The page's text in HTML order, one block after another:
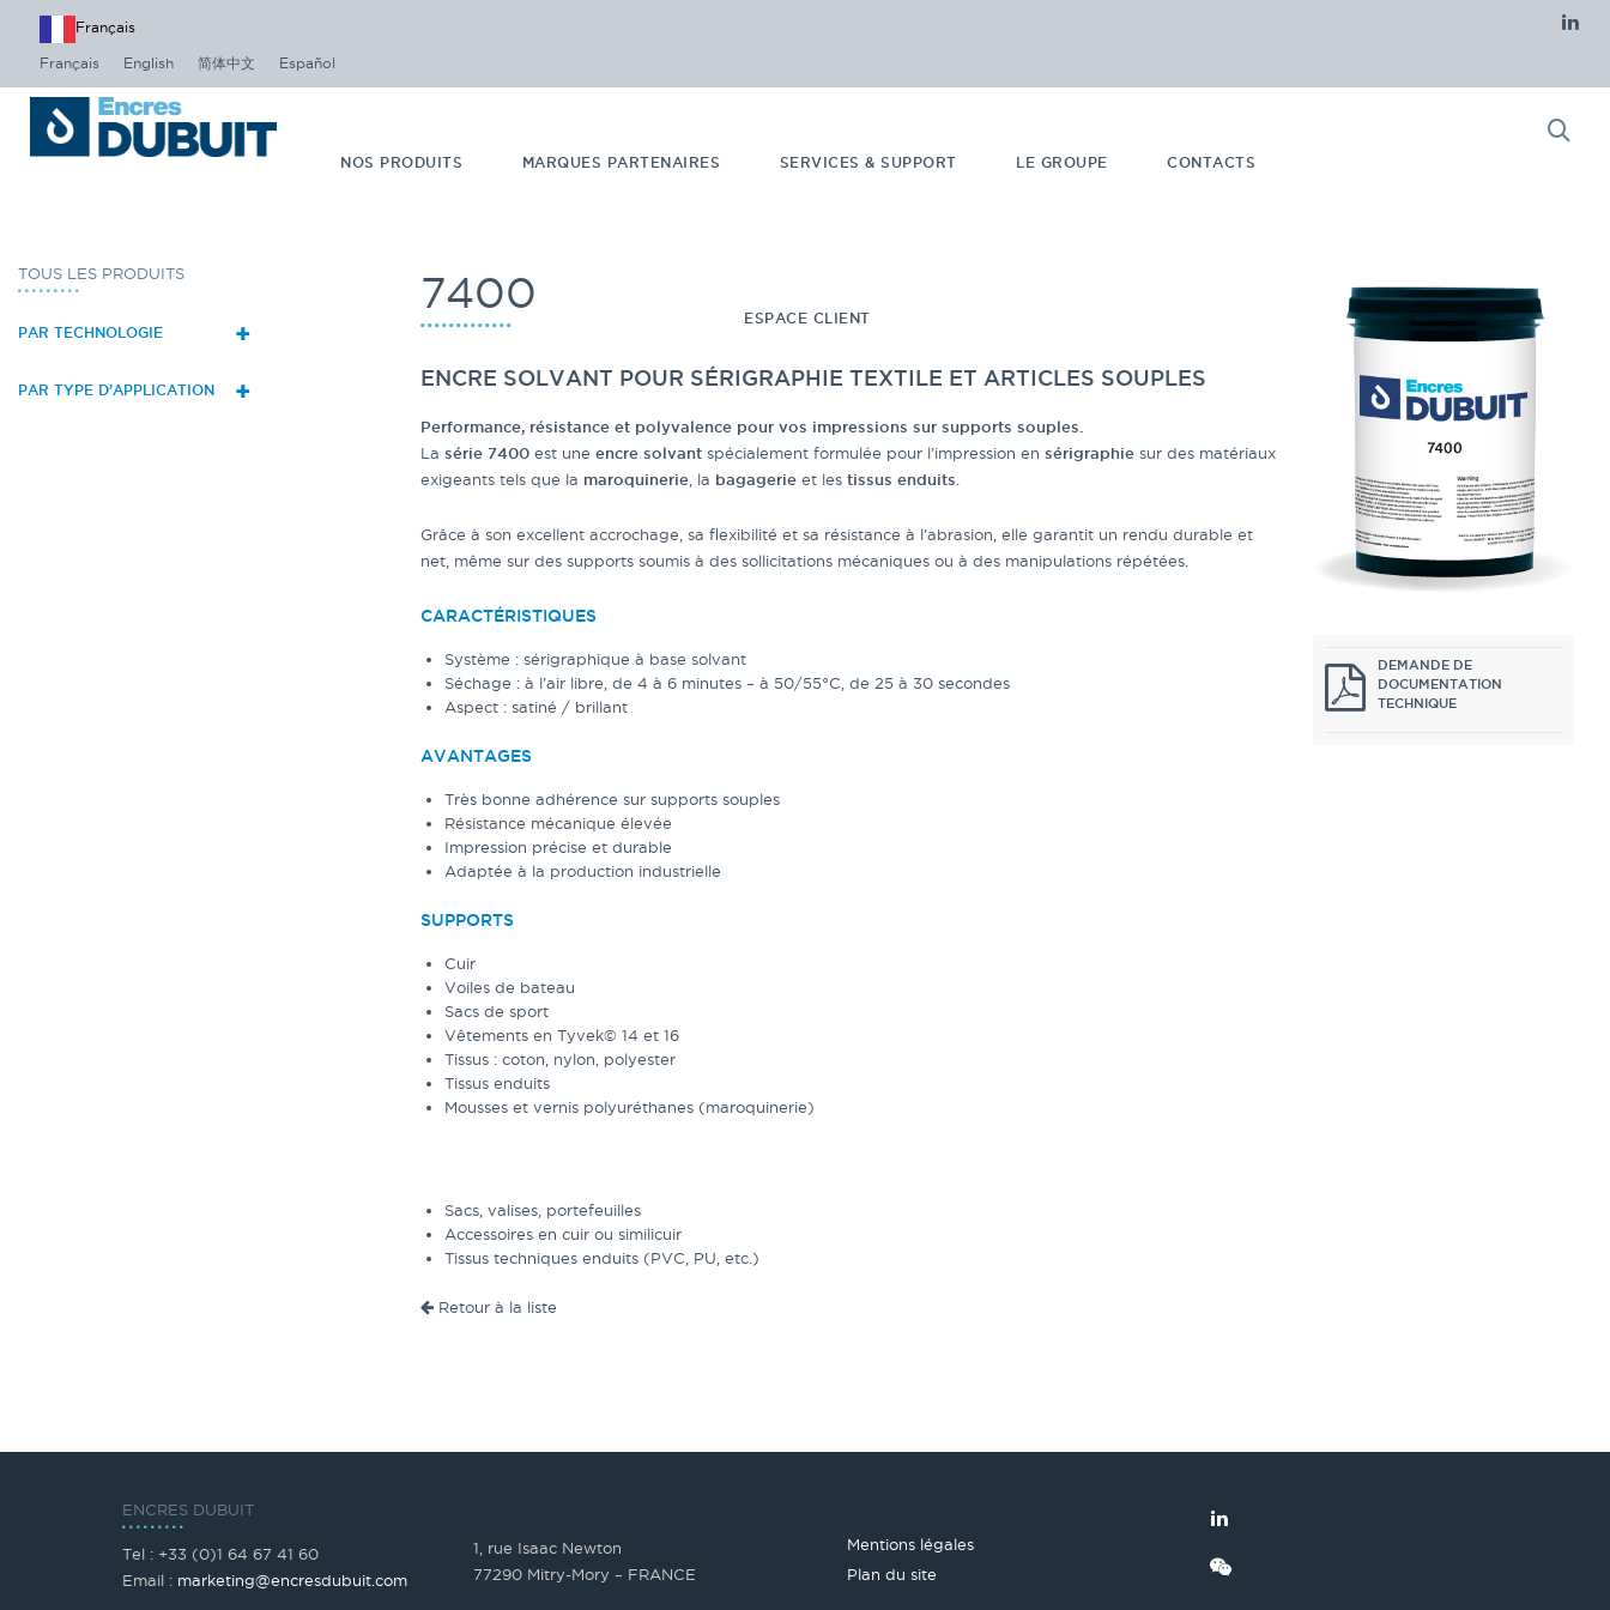
Français
Français English 简体中文 Español
NOS PRODUITS MARQUES PARTENAIRES SERVICES & SUPPORT LE GROUPE CONTACTS
ESPACE CLIENT
TOUS LES PRODUITS
+
PAR TECHNOLOGIE
+
PAR TYPE D’APPLICATION
7400
ENCRE SOLVANT POUR SÉRIGRAPHIE TEXTILE ET ARTICLES SOUPLES
Performance, résistance et polyvalence pour vos impressions sur supports souples.
La série 7400 est une encre solvant spécialement formulée pour l’impression en sérigraphie sur des matériaux
exigeants tels que la maroquinerie , la bagagerie et les tissus enduits
Grâce à son excellent accrochage, sa flexibilité et sa résistance à l’abrasion, elle garantit un rendu durable et
net, même sur des supports soumis à des sollicitations mécaniques ou à des manipulations répétées.
CARACTÉRISTIQUES
Système : sérigraphique à base solvant
Séchage : à l’air libre, de 4 à 6 minutes – à 50/55°C, de 25 à 30 secondes
Aspect : satiné / brillant
AVANTAGES
Très bonne adhérence sur supports souples
Résistance mécanique élevée
Impression précise et durable
Adaptée à la production industrielle
SUPPORTS
Cuir
Voiles de bateau
Sacs de sport
Vêtements en Tyvek© 14 et 16
Tissus : coton, nylon, polyester
Tissus enduits
Mousses et vernis polyuréthanes (maroquinerie)
Sacs, valises, portefeuilles
Accessoires en cuir ou similicuir
Tissus techniques enduits (PVC, PU, etc.)
Retour à la liste
DEMANDE DE
DOCUMENTATION
TECHNIQUE
ENCRES DUBUIT
Tel : +33 (0)1 64 67 41 60
Email : marketing@encresdubuit.com
1, rue Isaac Newton
77290 Mitry-Mory – FRANCE
Mentions légales
Plan du site